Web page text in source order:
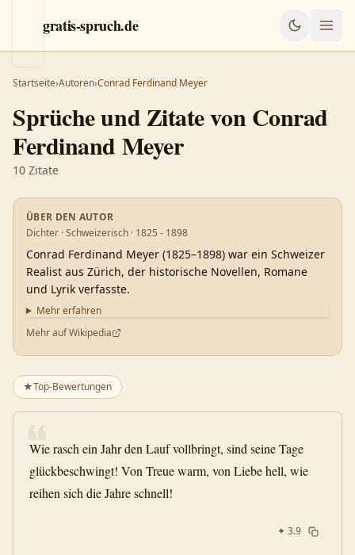
gratis-spruch.de
Startseite›Autoren›Conrad Ferdinand Meyer
Sprüche und Zitate vonConrad
Ferdinand Meyer
10 Zitate
ÜBER DEN AUTOR
Dichter · Schweizerisch · 1825 - 1898
Conrad Ferdinand Meyer (1825–1898) war ein Schweizer
Realist aus Zürich, der historische Novellen, Romane
und Lyrik verfasste.
Mehr erfahren
Mehr auf Wikipedia
★Top-Bewertungen
❝
Wie rasch ein Jahr den Lauf vollbringt, sind seine Tage
glückbeschwingt! Von Treue warm, von Liebe hell, wie
reihen sich die Jahre schnell!
✦ 3.9